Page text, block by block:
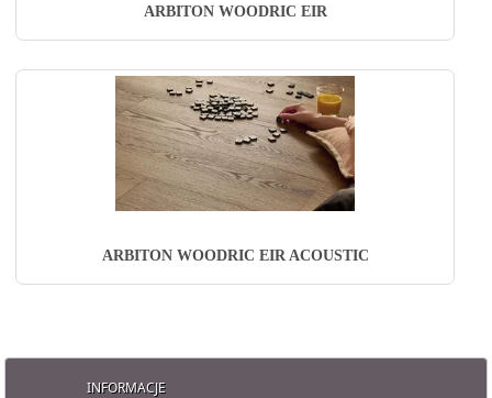
ARBITON WOODRIC EIR
ARBITON WOODRIC EIR ACOUSTIC
INFORMACJE